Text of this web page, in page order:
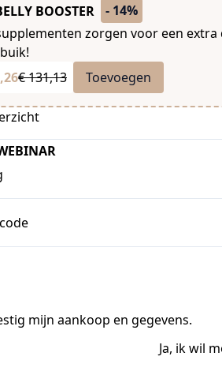
BOOSTER
- 14%
zorgen voor een
€ 131,13 Toevoegen
mijn aankoop en gegevens.
Ja, ik wil